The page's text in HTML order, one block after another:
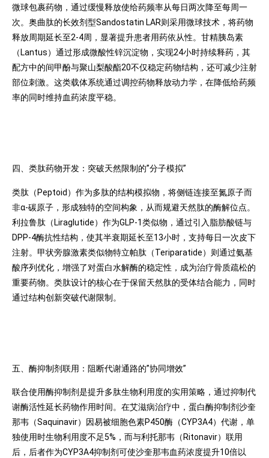
微球包裹药物，通过缓慢释放使给药频率从每日两次降至每周一
次。奥曲肽的长效剂型Sandostatin LAR则采用微球技术，将药物
释放周期延长至2-4周，显著提升患者用药依从性。甘精胰岛素
（Lantus）通过形成微酸性锌沉淀物，实现24小时持续释药，其
配方中的间甲酚与聚山梨酸酯20不仅稳定药物结构，还可减少注射
部位刺激。这类载体系统通过调控药物释放动力学，在降低给药频
率的同时维持血药浓度平稳。
四、类肽药物开发：突破天然限制的”分子模拟”
类肽（Peptoid）作为多肽的结构模拟物，将侧链连接至氮原子而
非α-碳原子，形成独特的空间构象，从而规避天然肽的酶解位点。
利拉鲁肽（Liraglutide）作为GLP-1类似物，通过引入脂肪酸链与
DPP-4酶抗性结构，使其半衰期延长至13小时，支持每日一次皮下
注射。甲状旁腺激素类似物特立帕肽（Teriparatide）则通过氨基
酸序列优化，增强了对蛋白水解酶的稳定性，成为治疗骨质疏松的
重要药物。类肽设计的核心在于保留天然肽的受体结合能力，同时
通过结构创新突破代谢限制。
五、酶抑制剂联用：阻断代谢通路的”协同增效”
联合使用酶抑制剂是提升多肽生物利用度的实用策略，通过抑制代
谢酶活性延长药物作用时间。在艾滋病治疗中，蛋白酶抑制剂沙奎
那韦（Saquinavir）因易被细胞色素P450酶（CYP3A4）代谢，单
独使用时生物利用度不足5%，而与利托那韦（Ritonavir）联用
后，后者作为CYP3A4抑制剂可使沙奎那韦血药浓度提升10倍以